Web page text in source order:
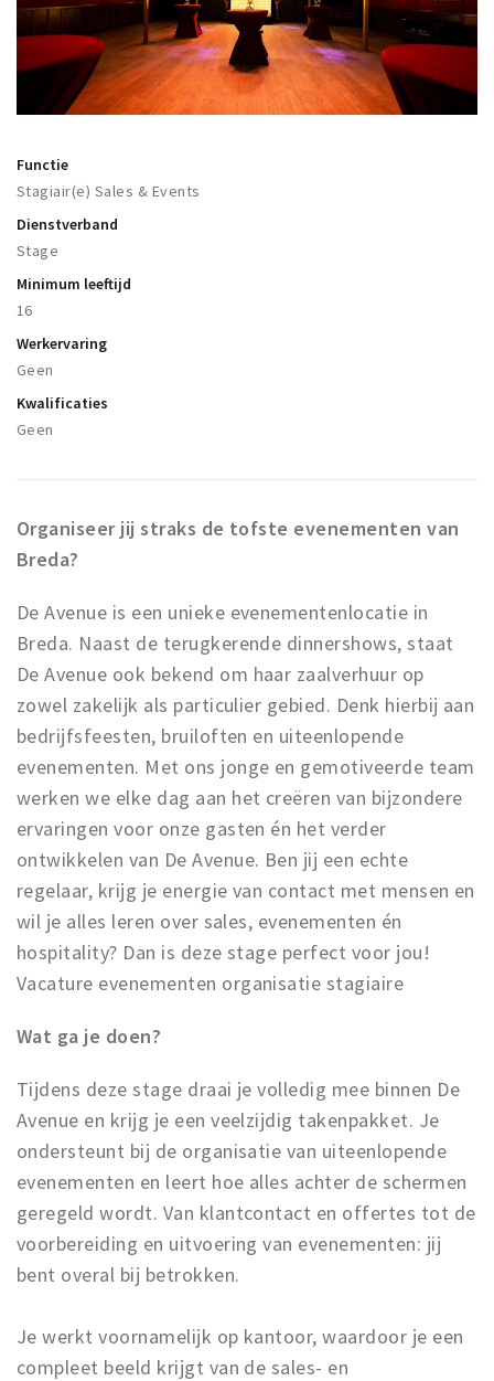
Winkelgebieden
Parkeren
Musea, theaters & podia
Uitjes & activiteiten
Toeristische routes
Natuurgebieden
Baroniepoorten
Sport
Privacy
Functie
Stagiair(e) Sales & Events
Dienstverband
Stage
Minimum leeftijd
16
Werkervaring
Geen
Kwalificaties
Geen
Organiseer jij straks de tofste evenementen van
Breda?
De Avenue is een unieke evenementenlocatie in
Breda. Naast de terugkerende dinnershows, staat
De Avenue ook bekend om haar zaalverhuur op
zowel zakelijk als particulier gebied. Denk hierbij aan
bedrijfsfeesten, bruiloften en uiteenlopende
evenementen. Met ons jonge en gemotiveerde team
werken we elke dag aan het creëren van bijzondere
ervaringen voor onze gasten én het verder
ontwikkelen van De Avenue. Ben jij een echte
regelaar, krijg je energie van contact met mensen en
wil je alles leren over sales, evenementen én
hospitality? Dan is deze stage perfect voor jou!
Vacature evenementen organisatie stagiaire
Wat ga je doen?
Tijdens deze stage draai je volledig mee binnen De
Avenue en krijg je een veelzijdig takenpakket. Je
ondersteunt bij de organisatie van uiteenlopende
evenementen en leert hoe alles achter de schermen
geregeld wordt. Van klantcontact en offertes tot de
voorbereiding en uitvoering van evenementen: jij
bent overal bij betrokken.
Je werkt voornamelijk op kantoor, waardoor je een
compleet beeld krijgt van de sales- en